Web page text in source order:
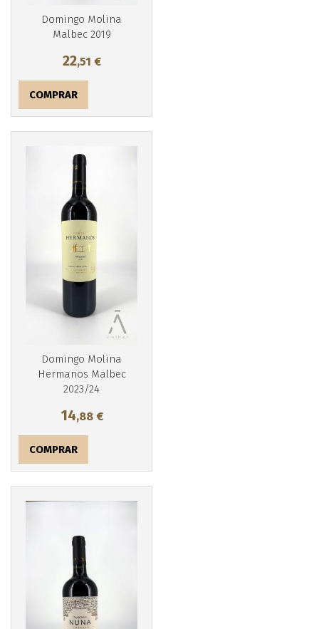
Domingo Molina
Malbec 2019
22,51 €
COMPRAR
Domingo Molina
Hermanos Malbec
2023/24
14,88 €
COMPRAR
Más info
Más info
Más info